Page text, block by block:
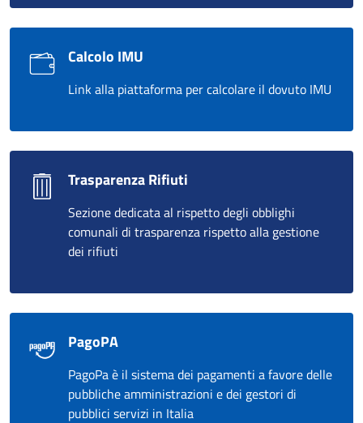
Calcolo IMU
Link alla piattaforma per calcolare il dovuto IMU
Trasparenza Rifiuti
Sezione dedicata al rispetto degli obblighi
comunali di trasparenza rispetto alla gestione
dei rifiuti
PagoPA
PagoPa è il sistema dei pagamenti a favore delle
pubbliche amministrazioni e dei gestori di
pubblici servizi in Italia